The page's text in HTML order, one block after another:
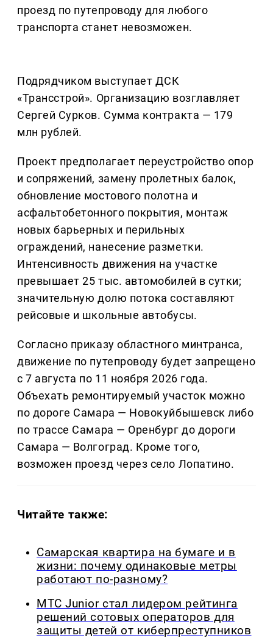
проезд по путепроводу для любого
транспорта станет невозможен.
Подрядчиком выступает ДСК
«Трансстрой». Организацию возглавляет
Сергей Сурков. Сумма контракта — 179
млн рублей.
Проект предполагает переустройство опор
и сопряжений, замену пролетных балок,
обновление мостового полотна и
асфальтобетонного покрытия, монтаж
новых барьерных и перильных
ограждений, нанесение разметки.
Интенсивность движения на участке
превышает 25 тыс. автомобилей в сутки;
значительную долю потока составляют
рейсовые и школьные автобусы.
Согласно приказу областного минтранса,
движение по путепроводу будет запрещено
с 7 августа по 11 ноября 2026 года.
Объехать ремонтируемый участок можно
по дороге Самара — Новокуйбышевск либо
по трассе Самара — Оренбург до дороги
Самара — Волгоград. Кроме того,
возможен проезд через село Лопатино.
Читайте также:
Самарская квартира на бумаге и в
жизни: почему одинаковые метры
работают по-разному?
МТС Junior стал лидером рейтинга
решений сотовых операторов для
защиты детей от киберпреступников